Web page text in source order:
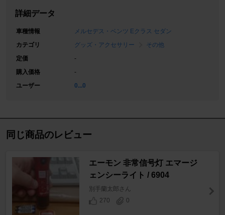
詳細データ
車種情報
メルセデス・ベンツ Eクラス セダン
カテゴリ
グッズ・アクセサリー
その他
定価
-
購入価格
-
ユーザー
0...0
同じ商品のレビュー
エーモン 非常信号灯 エマージ
ェンシーライト / 6904
別手蘭太郎さん
270
0